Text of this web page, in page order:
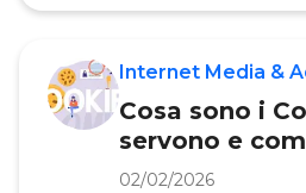
marketing e la
brand può
consumatori,
l’esperienza
migliorando la
Internet Media &
Cosa sono i
servono e
02/02/2026